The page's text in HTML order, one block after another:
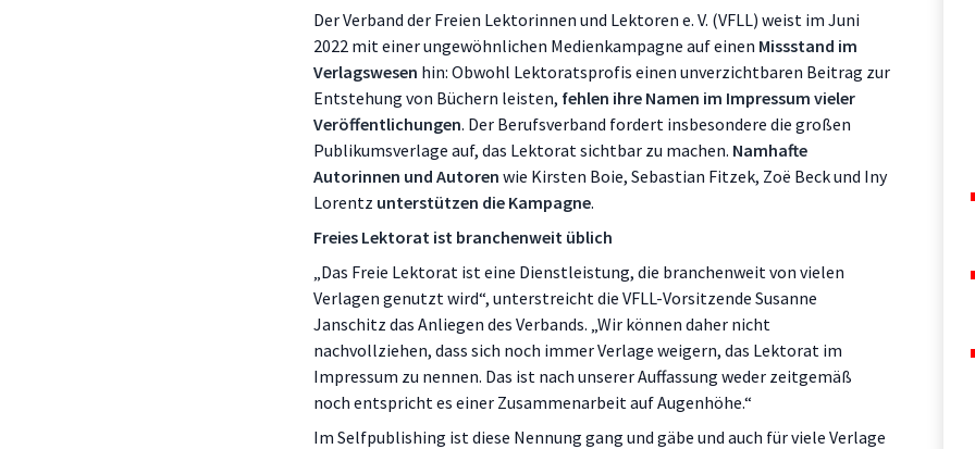
Der Verband der Freien Lektorinnen und Lektoren e. V. (VFLL) weist im Juni
2022 mit einer ungewöhnlichen Medienkampagne auf einen Missstand im
Verlagswesen hin: Obwohl Lektoratsprofis einen unverzichtbaren Beitrag zur
Entstehung von Büchern leisten, fehlen ihre Namen im Impressum vieler
Veröffentlichungen. Der Berufsverband fordert insbesondere die großen
Publikumsverlage auf, das Lektorat sichtbar zu machen. Namhafte
Autorinnen und Autoren wie Kirsten Boie, Sebastian Fitzek, Zoë Beck und Iny
Lorentz unterstützen die Kampagne.
Freies Lektorat ist branchenweit üblich
„Das Freie Lektorat ist eine Dienstleistung, die branchenweit von vielen
Verlagen genutzt wird“, unterstreicht die VFLL-Vorsitzende Susanne
Janschitz das Anliegen des Verbands. „Wir können daher nicht
nachvollziehen, dass sich noch immer Verlage weigern, das Lektorat im
Impressum zu nennen. Das ist nach unserer Auffassung weder zeitgemäß
noch entspricht es einer Zusammenarbeit auf Augenhöhe.“
Im Selfpublishing ist diese Nennung gang und gäbe und auch für viele Verlage